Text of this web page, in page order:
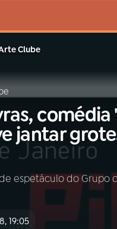
Buscar
AO VIVO
Clube
comédia
jantar
espetáculo do Grupo
19:05